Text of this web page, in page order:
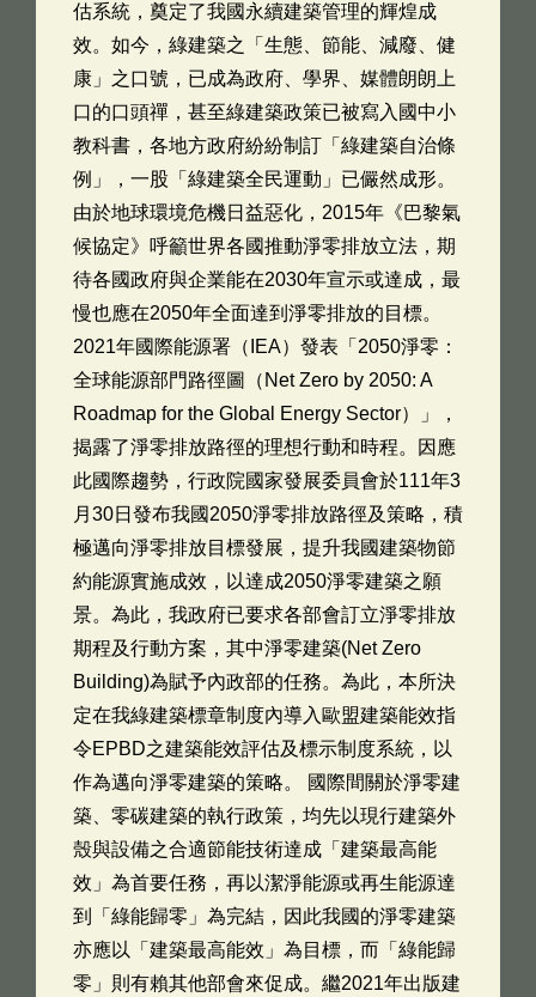
估系統，奠定了我國永續建築管理的輝煌成
效。如今，綠建築之「生態、節能、減廢、健
康」之口號，已成為政府、學界、媒體朗朗上
口的口頭禪，甚至綠建築政策已被寫入國中小
教科書，各地方政府紛紛制訂「綠建築自治條
例」，一股「綠建築全民運動」已儼然成形。
由於地球環境危機日益惡化，2015年《巴黎氣
候協定》呼籲世界各國推動淨零排放立法，期
待各國政府與企業能在2030年宣示或達成，最
慢也應在2050年全面達到淨零排放的目標。
2021年國際能源署（IEA）發表「2050淨零：
全球能源部門路徑圖（Net Zero by 2050: A
Roadmap for the Global Energy Sector）」，
揭露了淨零排放路徑的理想行動和時程。因應
此國際趨勢，行政院國家發展委員會於111年3
月30日發布我國2050淨零排放路徑及策略，積
極邁向淨零排放目標發展，提升我國建築物節
約能源實施成效，以達成2050淨零建築之願
景。為此，我政府已要求各部會訂立淨零排放
期程及行動方案，其中淨零建築(Net Zero
Building)為賦予內政部的任務。為此，本所決
定在我綠建築標章制度內導入歐盟建築能效指
令EPBD之建築能效評估及標示制度系統，以
作為邁向淨零建築的策略。 國際間關於淨零建
築、零碳建築的執行政策，均先以現行建築外
殼與設備之合適節能技術達成「建築最高能
效」為首要任務，再以潔淨能源或再生能源達
到「綠能歸零」為完結，因此我國的淨零建築
亦應以「建築最高能效」為目標，而「綠能歸
零」則有賴其他部會來促成。繼2021年出版建